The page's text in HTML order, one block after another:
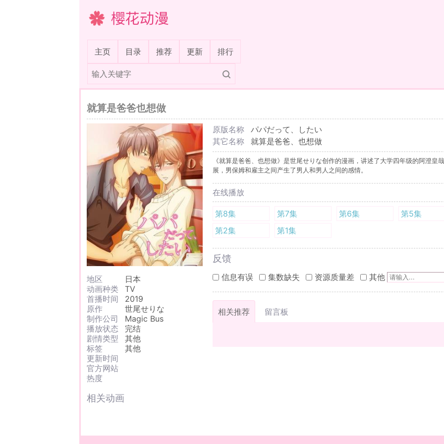
樱花动漫
主页(current)
目录 推荐 更新 排行
就算是爸爸也想做
地区
日本
动画种类
TV
首播时间
2019
原作
世尾せりな
制作公司
Magic Bus
播放状态
完结
剧情类型
其他
标签
其他
更新时间
官方网站
热度
相关动画
原版名称
パパだって、したい
其它名称
就算是爸爸、也想做
《就算是爸爸、也想做》是世尾せりな创作的漫画，讲述了大学四年级的阿澄皇
展，男保姆和雇主之间产生了男人和男人之间的感情。
在线播放
第8集 第7集 第6集
第5集
第2集
第1集
反馈
信息有误 集数缺失 资源质量差 其他
相关推荐 留言板